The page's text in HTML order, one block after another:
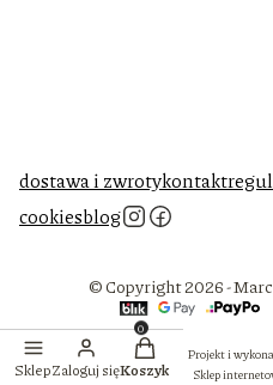
dostawa i zwrotykontakt
cookiesblog
© Copyright 2026 -
Projekt i
Sklep
SklepZaloguj się
Produkty w
Koszyk